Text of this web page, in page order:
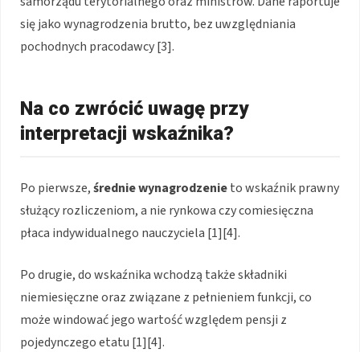
się jako wynagrodzenia brutto, bez uwzględniania
pochodnych pracodawcy [3].
Na co zwrócić uwagę przy
interpretacji wskaźnika?
Po pierwsze,średnie wynagrodzenieto wskaźnik prawny
służący rozliczeniom, a nie rynkowa czy comiesięczna
płaca indywidualnego nauczyciela [1][4].
Po drugie, do wskaźnika wchodzą także składniki
niemiesięczne oraz związane z pełnieniem funkcji, co
może windować jego wartość względem pensji z
pojedynczego etatu [1][4].